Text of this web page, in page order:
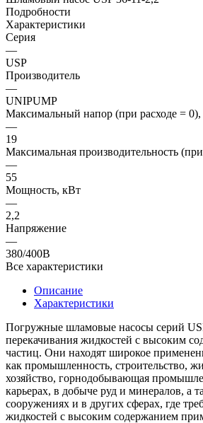
Подробности
Характеристики
Серия
—
USP
Производитель
—
UNIPUMP
Максимальный напор (при расходе =
—
19
Максимальная производительность
—
55
Мощность, кВт
—
2,2
Напряжение
—
380/400В
Все характеристики
Описание
Характеристики
Погружные шламовые насосы серий
перекачивания жидкостей с высоким
частиц. Они находят широкое
как промышленность, строительство,
хозяйство, горнодобывающая
карьерах, в добыче руд и минералов, а
сооружениях и в других сферах, где
жидкостей с высоким содержанием